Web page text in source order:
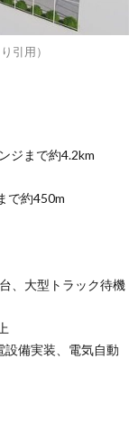
引用）
ジまで約4.2km
で約450m
、大型トラック待機
設備実装、電気自動